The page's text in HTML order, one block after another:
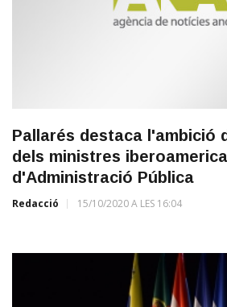
Pallarés destaca l'ambició
dels ministres
d'Administració Pública
Redacció 15/10/2020 A LES 16:04